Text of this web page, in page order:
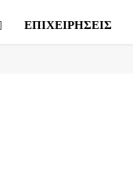
ΕΠΙΧΕΙΡΗΣΕΙΣ